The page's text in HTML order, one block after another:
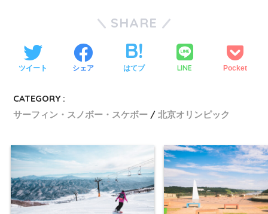
SHARE
ツイート シェア はてブ LINE Pocket
CATEGORY :
サーフィン・スノボー・スケボー
北京オリンピック